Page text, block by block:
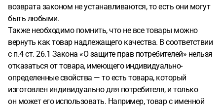
возврата законом не устанавливаются, то есть они могут
быть любыми.
Также необходимо помнить, что не все товары можно
вернуть как товар надлежащего качества. В соответствии
с п.4 ст. 26.1 Закона «О защите прав потребителей» нельзя
отказаться от товара, имеющего индивидуально-
определенные свойства — то есть товара, который
изготовлен индивидуально для потребителя, и только
он может его использовать. Например, товар с именной